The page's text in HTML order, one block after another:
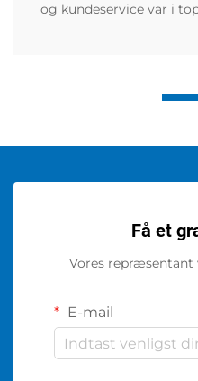
og kundeservice var i
Få et
Vores
E-mail